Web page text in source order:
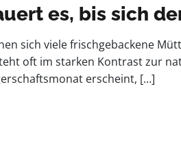
es, bis sich
sich viele frischgebackene
oft im starken Kontrast zur
erscheint, […]